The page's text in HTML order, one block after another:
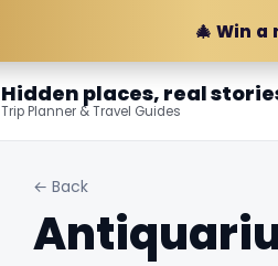
🎄 Win
Hidden places, real
Trip Planner & Travel Guides
← Back